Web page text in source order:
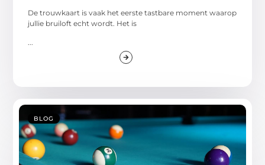
De trouwkaart is vaak het eerste tastbare moment waarop
jullie bruiloft echt wordt. Het is
...
BLOG